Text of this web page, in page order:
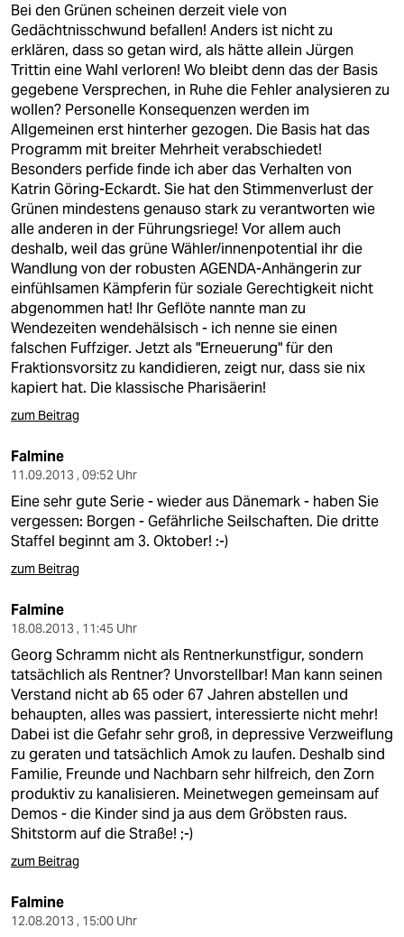
Bei den Grünen scheinen derzeit viele von
Gedächtnisschwund befallen! Anders ist nicht zu
erklären, dass so getan wird, als hätte allein Jürgen
Trittin eine Wahl verloren! Wo bleibt denn das der Basis
gegebene Versprechen, in Ruhe die Fehler analysieren zu
wollen? Personelle Konsequenzen werden im
Allgemeinen erst hinterher gezogen. Die Basis hat das
Programm mit breiter Mehrheit verabschiedet!
Besonders perfide finde ich aber das Verhalten von
Katrin Göring-Eckardt. Sie hat den Stimmenverlust der
Grünen mindestens genauso stark zu verantworten wie
alle anderen in der Führungsriege! Vor allem auch
deshalb, weil das grüne Wähler/innenpotential ihr die
Wandlung von der robusten AGENDA-Anhängerin zur
einfühlsamen Kämpferin für soziale Gerechtigkeit nicht
abgenommen hat! Ihr Geflöte nannte man zu
Wendezeiten wendehälsisch - ich nenne sie einen
falschen Fuffziger. Jetzt als "Erneuerung" für den
Fraktionsvorsitz zu kandidieren, zeigt nur, dass sie nix
kapiert hat. Die klassische Pharisäerin!
zum Beitrag
Falmine
11.09.2013 , 09:52 Uhr
Eine sehr gute Serie - wieder aus Dänemark - haben Sie
vergessen: Borgen - Gefährliche Seilschaften. Die dritte
Staffel beginnt am 3. Oktober! :-)
zum Beitrag
Falmine
18.08.2013 , 11:45 Uhr
Georg Schramm nicht als Rentnerkunstfigur, sondern
tatsächlich als Rentner? Unvorstellbar! Man kann seinen
Verstand nicht ab 65 oder 67 Jahren abstellen und
behaupten, alles was passiert, interessierte nicht mehr!
Dabei ist die Gefahr sehr groß, in depressive Verzweiflung
zu geraten und tatsächlich Amok zu laufen. Deshalb sind
Familie, Freunde und Nachbarn sehr hilfreich, den Zorn
produktiv zu kanalisieren. Meinetwegen gemeinsam auf
Demos - die Kinder sind ja aus dem Gröbsten raus.
Shitstorm auf die Straße! ;-)
zum Beitrag
Falmine
12.08.2013 , 15:00 Uhr